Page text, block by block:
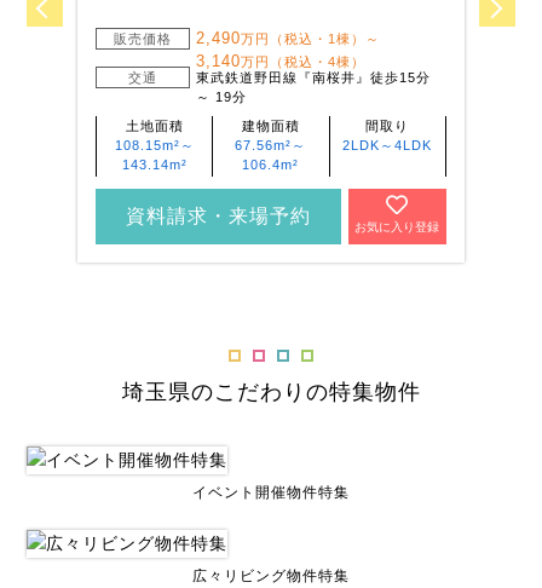
販売価格 2,490万円（税込・1棟）～
3,140万円（税込・4棟）
交通
東武鉄道野田線『南桜井』徒歩15分
～ 19分
土地面積
108.15m²～
143.14m²
建物面積
67.56m²～
106.4m²
間取り
2LDK～4LDK
資料請求・来場予約
お気に入り登録
埼玉県のこだわりの特集物件
イベント開催物件特集
広々リビング物件特集